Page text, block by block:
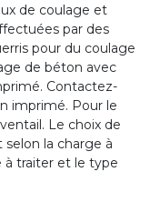
de coulage et
par des
pour du coulage
de béton avec
Contactez-
imprimé. Pour le
Le choix de
selon la charge à
à traiter et le type